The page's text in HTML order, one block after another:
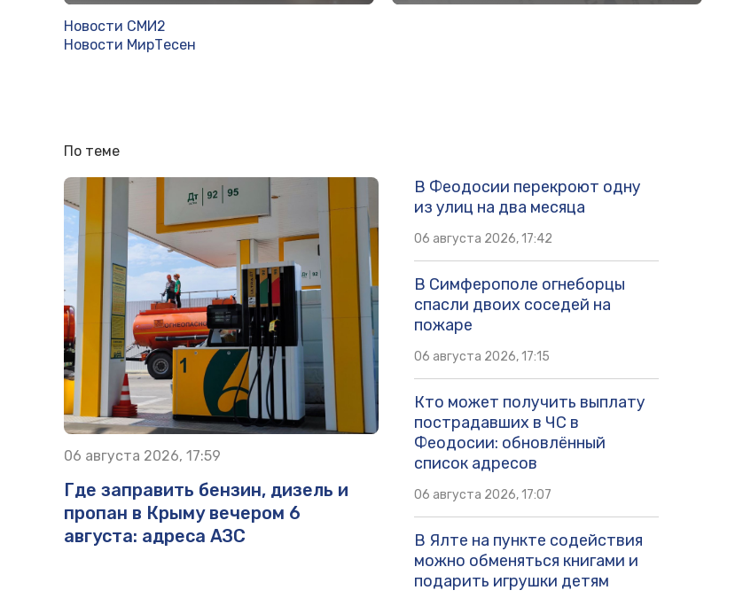
Новости СМИ2
Новости МирТесен
По теме
06 августа 2026, 17:59
Где заправить бензин, дизель и
пропан в Крыму вечером 6
августа: адреса АЗС
В Феодосии перекроют одну
из улиц на два месяца
06 августа 2026, 17:42
В Симферополе огнеборцы
спасли двоих соседей на
пожаре
06 августа 2026, 17:15
Кто может получить выплату
пострадавших в ЧС в
Феодосии: обновлённый
список адресов
06 августа 2026, 17:07
В Ялте на пункте содействия
можно обменяться книгами и
подарить игрушки детям